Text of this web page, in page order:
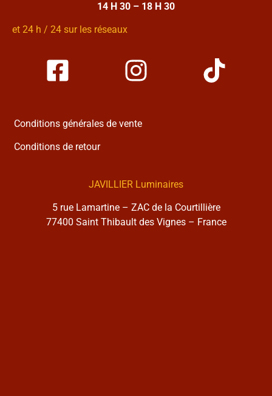
14 H 30 – 18 H 30
et 24 h / 24 sur les réseaux
Conditions générales de vente
Conditions de retour
JAVILLIER Luminaires
5 rue Lamartine – ZAC de la Courtillière
77400 Saint Thibault des Vignes – France